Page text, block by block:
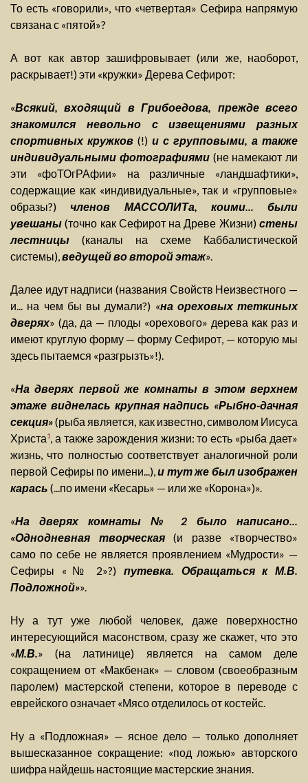
То есть «говорили», что «четвертая» Сефира напрямую
связана с «пятой»?
А вот как автор зашифровывает (или же, наоборот,
раскрывает!) эти «кружки» Дерева Сефирот:
«Всякий, входящий в Грибоедова, прежде всего
знакомился невольно с извещениями разных
спортивных кружков (!) и с групповыми, а также
индивидуальными фотографиями(не намекают ли
эти «фоТОгРАфии» на различные «ландшафтики»,
содержащие как «индивидуальные», так и «групповые»
образы?)членов МАССОЛИТа, коими... были
увешаны (точно как Сефирот на Древе Жизни) стены
лестницы (каналы на схеме Каббалистической
системы), ведущей во второй этаж».
Далее идут надписи (названия Свойств Неизвестного —
и... на чем бы вы думали?) «на ореховых теткиных
дверях» (да, да — плоды «орехового» дерева как раз и
имеют круглую форму — форму Сефирот, — которую мы
здесь пытаемся «разгрызть»!).
«На дверях первой же комнаты в этом верхнем
этаже виднелась крупная надпись «Рыбно-дачная
секция»(рыба является, как известно, символом Иисуса
Христа1, а также зарождения жизни: то есть «рыба дает»
жизнь, что полностью соответствует аналогичной роли
первой Сефиры по имени...), и тут же был изображен
карась (...по имени «Кесарь» — или же «Корона»)».
«На дверях комнаты № 2 было написано...
«Однодневная творческая(и разве «творчество»
само по себе не является проявлением «Мудрости» —
Сефиры «№ 2»?) путевка. Обращаться к М.В.
Подложной»».
Ну а тут уже любой человек, даже поверхностно
интересующийся масонством, сразу же скажет, что это
«М.В.» (на латинице) является на самом деле
сокращением от «Макбенак» — словом (своеобразным
паролем) мастерской степени, которое в переводе с
еврейского означает «Мясо отделилось от костейс.
Ну а «Подложная» — ясное дело — только дополняет
вышесказанное сокращение: «под ложью» авторского
шифра найдешь настоящие мастерские знания.